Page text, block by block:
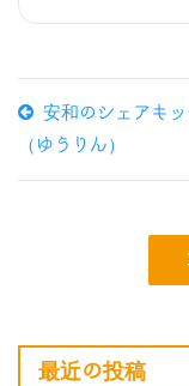
安和のシェアキ
（ゆうりん）
最近の投稿